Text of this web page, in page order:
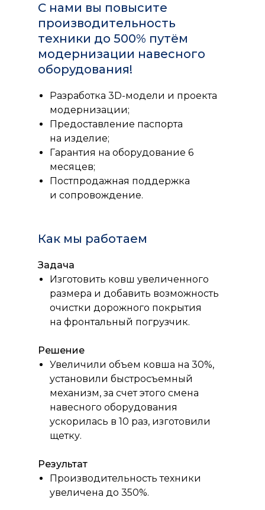
С нами вы повысите
производительность
техники до 500% путём
модернизации навесного
оборудования!
Разработка 3D-модели и проекта
модернизации;
Предоставление паспорта
на изделие;
Гарантия на оборудование 6
месяцев;
Постпродажная поддержка
и сопровождение.
Как мы работаем
Задача
Изготовить ковш увеличенного
размера и добавить возможность
очистки дорожного покрытия
на фронтальный погрузчик.
Решение
Увеличили объем ковша на 30%,
установили быстросъемный
механизм, за счет этого смена
навесного оборудования
ускорилась в 10 раз, изготовили
щетку.
Результат
Производительность техники
увеличена до 350%.